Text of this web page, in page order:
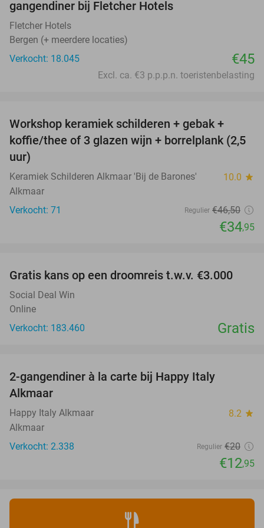
gangendiner bij Fletcher Hotels
Fletcher Hotels
Bergen (+ meerdere locaties)
Verkocht: 18.045
€45
Excl. ca. €3 p.p.p.n. toeristenbelasting
Workshop keramiek schilderen + gebak +
koffie/thee of 3 glazen wijn + borrelplank (2,5
uur)
Keramiek Schilderen Alkmaar 'Bij de Barones' 10.0 star
Alkmaar
Verkocht: 71
Regulier €46,50
€34,95
Gratis kans op een droomreis t.w.v. €3.000
Social Deal Win
Online
Verkocht: 183.460
Gratis
2-gangendiner à la carte bij Happy Italy
Alkmaar
Happy Italy Alkmaar 8.2 star
Alkmaar
Verkocht: 2.338
Regulier €20
€12,95